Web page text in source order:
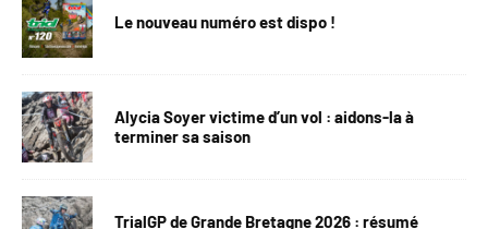
Le nouveau numéro est dispo !
Alycia Soyer victime d’un vol : aidons-la à
terminer sa saison
TrialGP de Grande Bretagne 2026 : résumé